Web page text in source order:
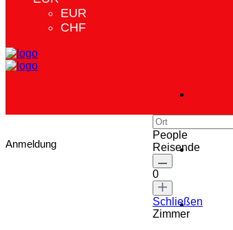
EUR
CHF
Anmeldung
People
Reisende
0
Schließen
Zimmer